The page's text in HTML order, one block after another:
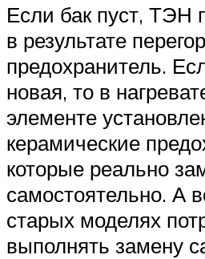
Если бак пуст, ТЭН
в результате
предохранитель.
новая, то в
элементе
керамические
которые реально
самостоятельно. А
старых моделях
выполнять замену